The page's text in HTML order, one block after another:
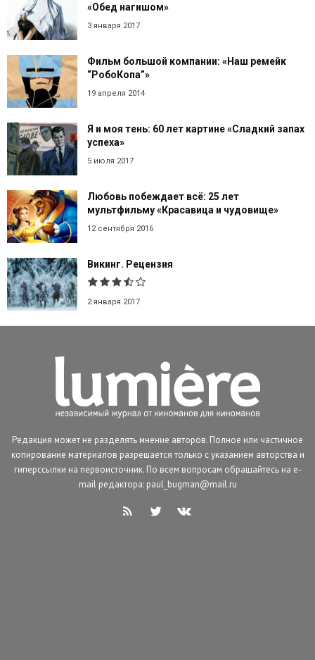
«Обед нагишом»
3 января 2017
Фильм большой компании: «Наш ремейк
“РобоКопа”»
19 апреля 2014
Я и моя тень: 60 лет картине «Сладкий запах
успеха»
5 июля 2017
Любовь побеждает всё: 25 лет
мультфильму «Красавица и чудовище»
12 сентября 2016
Викинг. Рецензия
2 января 2017
Редакция может не разделять мнение авторов. Полное или частичное
копирование материалов разрешается только с указанием авторства и
гиперссылки на первоисточник. По всем вопросам обращайтесь на e-
mail редактора: paul_bugman@mail.ru